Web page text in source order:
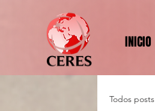
INICIO
Todos posts